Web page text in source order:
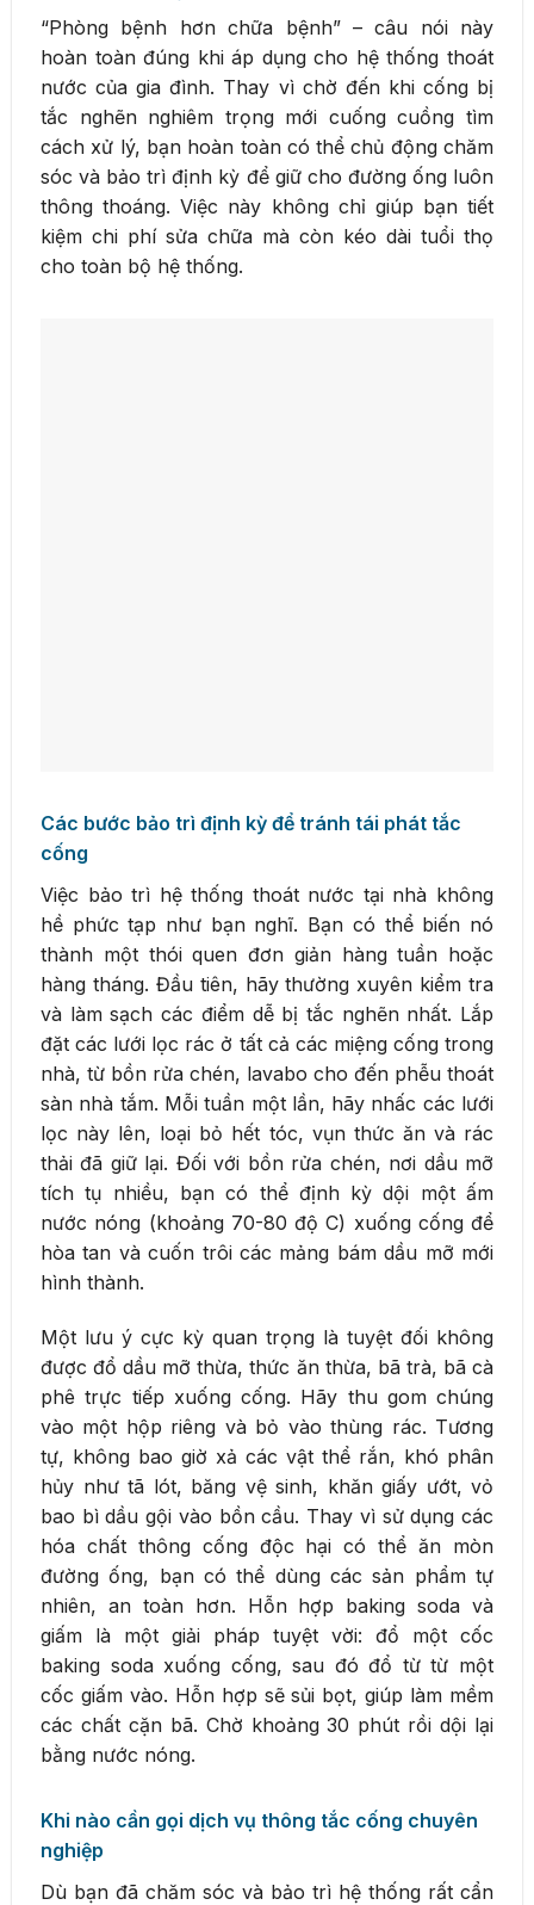
“Phòng bệnh hơn chữa bệnh” – câu nói này
hoàn toàn đúng khi áp dụng cho hệ thống thoát
nước của gia đình. Thay vì chờ đến khi cống bị
tắc nghẽn nghiêm trọng mới cuống cuồng tìm
cách xử lý, bạn hoàn toàn có thể chủ động chăm
sóc và bảo trì định kỳ để giữ cho đường ống luôn
thông thoáng. Việc này không chỉ giúp bạn tiết
kiệm chi phí sửa chữa mà còn kéo dài tuổi thọ
cho toàn bộ hệ thống.
Các bước bảo trì định kỳ để tránh tái phát tắc
cống
Việc bảo trì hệ thống thoát nước tại nhà không
hề phức tạp như bạn nghĩ. Bạn có thể biến nó
thành một thói quen đơn giản hàng tuần hoặc
hàng tháng. Đầu tiên, hãy thường xuyên kiểm tra
và làm sạch các điểm dễ bị tắc nghẽn nhất. Lắp
đặt các lưới lọc rác ở tất cả các miệng cống trong
nhà, từ bồn rửa chén, lavabo cho đến phễu thoát
sàn nhà tắm. Mỗi tuần một lần, hãy nhấc các lưới
lọc này lên, loại bỏ hết tóc, vụn thức ăn và rác
thải đã giữ lại. Đối với bồn rửa chén, nơi dầu mỡ
tích tụ nhiều, bạn có thể định kỳ dội một ấm
nước nóng (khoảng 70-80 độ C) xuống cống để
hòa tan và cuốn trôi các mảng bám dầu mỡ mới
hình thành.
Một lưu ý cực kỳ quan trọng là tuyệt đối không
được đổ dầu mỡ thừa, thức ăn thừa, bã trà, bã cà
phê trực tiếp xuống cống. Hãy thu gom chúng
vào một hộp riêng và bỏ vào thùng rác. Tương
tự, không bao giờ xả các vật thể rắn, khó phân
hủy như tã lót, băng vệ sinh, khăn giấy ướt, vỏ
bao bì dầu gội vào bồn cầu. Thay vì sử dụng các
hóa chất thông cống độc hại có thể ăn mòn
đường ống, bạn có thể dùng các sản phẩm tự
nhiên, an toàn hơn. Hỗn hợp baking soda và
giấm là một giải pháp tuyệt vời: đổ một cốc
baking soda xuống cống, sau đó đổ từ từ một
cốc giấm vào. Hỗn hợp sẽ sủi bọt, giúp làm mềm
các chất cặn bã. Chờ khoảng 30 phút rồi dội lại
bằng nước nóng.
Khi nào cần gọi dịch vụ thông tắc cống chuyên
nghiệp
Dù bạn đã chăm sóc và bảo trì hệ thống rất cẩn